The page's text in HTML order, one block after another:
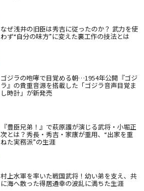
なぜ浅井の旧臣は秀吉に従ったのか？ 武力を使
わず“自分の味方”に変えた裏工作の技法とは
ゴジラの咆哮で目覚める朝…1954年公開『ゴジ
ラ』の貴重音源を搭載した「ゴジラ音声目覚ま
し時計」が新発売
『豊臣兄弟！』で萩原護が演じる武将・小堀正
次とは？秀長・秀吉・家康が重用、“出家を重
ねた実務派”の生涯
村上水軍を率いた戦国武将！幼い弟を支え、共
に海へ散った得居通幸の波乱に満ちた生涯